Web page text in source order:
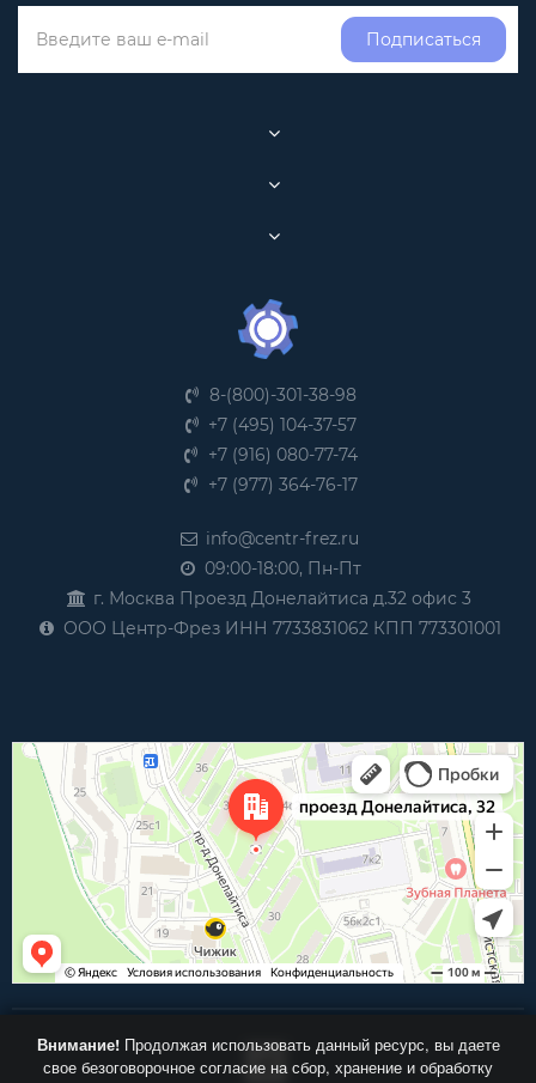
Подписаться
8-(800)-301-38-98
+7 (495) 104-37-57
+7 (916) 080-77-74
+7 (977) 364-76-17
info@centr-frez.ru
09:00-18:00, Пн-Пт
г. Москва Проезд Донелайтиса д.32 офис 3
ООО Центр-Фрез ИНН 7733831062 КПП 773301001
Внимание!Продолжая использовать данный ресурс, вы даете
свое безоговорочное согласие на сбор, хранение и обработку